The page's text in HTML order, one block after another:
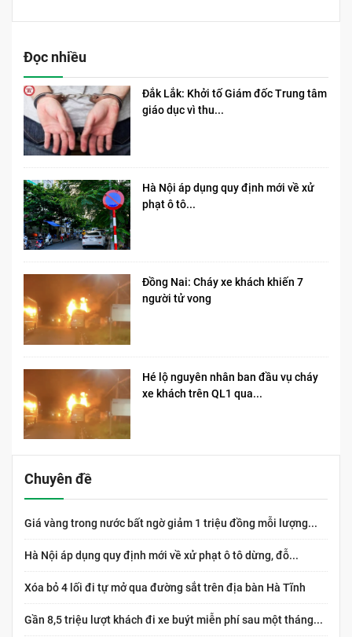
Đọc nhiều
Đắk Lắk: Khởi tố Giám đốc Trung tâm
giáo dục vì thu...
Hà Nội áp dụng quy định mới về xử
phạt ô tô...
Đồng Nai: Cháy xe khách khiến 7
người tử vong​
Hé lộ nguyên nhân ban đầu vụ cháy
xe khách trên QL1 qua...
Chuyên đề
Giá vàng trong nước bất ngờ giảm 1 triệu đồng mỗi lượng...
Hà Nội áp dụng quy định mới về xử phạt ô tô dừng, đỗ...
Xóa bỏ 4 lối đi tự mở qua đường sắt trên địa bàn Hà Tĩnh
Gần 8,5 triệu lượt khách đi xe buýt miễn phí sau một tháng...